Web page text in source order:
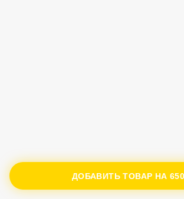
ДОБАВИТЬ ТОВАР НА